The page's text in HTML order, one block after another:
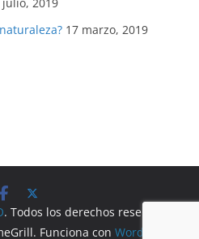
17 marzo, 2019
. Todos los derechos reservados.
Funciona con WordPress